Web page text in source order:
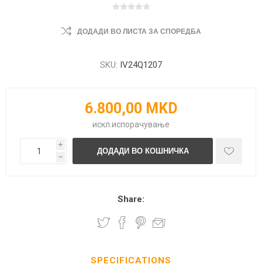
ДОДАДИ ВО ЛИСТА ЗА СПОРЕДБА
SKU: IV24Q1207
6.800,00 MKD
искл. испорачување
i
h
Share:
SPECIFICATIONS